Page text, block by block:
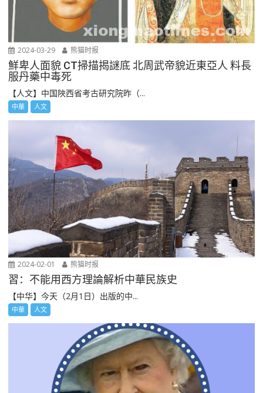
2024-03-29 熊猫时报
鮮卑人面貌 CT掃描揭謎底 北周武帝貌近東亞人 料長
服丹藥中毒死
【人文】中国陜西省考古研究院昨（...
中華 人文
2024-02-01 熊猫时报
習：不能用西方理論解析中華民族史
【中华】今天（2月1日）出版的中...
中華 人文